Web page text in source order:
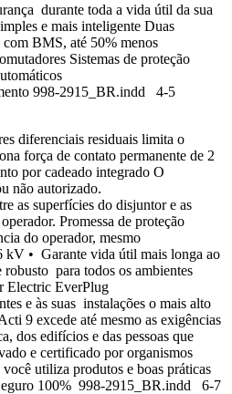
durante toda a vida útil da sua
e mais inteligente Duas
BMS, até 50% menos
Sistemas de proteção
998-2915_BR.indd 4-5
diferenciais residuais limita o
força de contato permanente de 2
por cadeado integrado O
não autorizado.
as superfícies do disjuntor e as
Promessa de proteção
do operador, mesmo
kV • Garante vida útil mais longa ao
para todos os ambientes
Electric EverPlug
e às suas instalações o mais alto
9 excede até mesmo as exigências
dos edifícios e das pessoas que
e certificado por organismos
utiliza produtos e boas práticas
100% 998-2915_BR.indd 6-7